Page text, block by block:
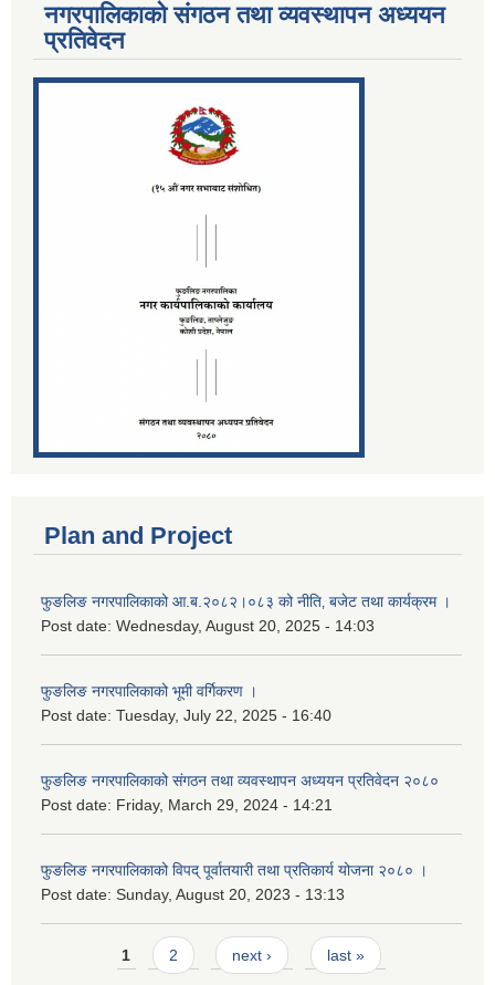
नगरपालिकाको संगठन तथा व्यवस्थापन अध्ययन
प्रतिवेदन
Plan and Project
फुङलिङ नगरपालिकाको आ.ब.२०८२।०८३ को नीति‚ बजेट तथा कार्यक्रम ।
Post date: Wednesday, August 20, 2025 - 14:03
फुङलिङ नगरपालिकाको भूमी वर्गिकरण ।
Post date: Tuesday, July 22, 2025 - 16:40
फुङलिङ नगरपालिकाको संगठन तथा व्यवस्थापन अध्ययन प्रतिवेदन २०८०
Post date: Friday, March 29, 2024 - 14:21
फुङलिङ नगरपालिकाको विपद् पूर्वातयारी तथा प्रतिकार्य योजना २०८० ।
Post date: Sunday, August 20, 2023 - 13:13
Pages1 2 next › last »